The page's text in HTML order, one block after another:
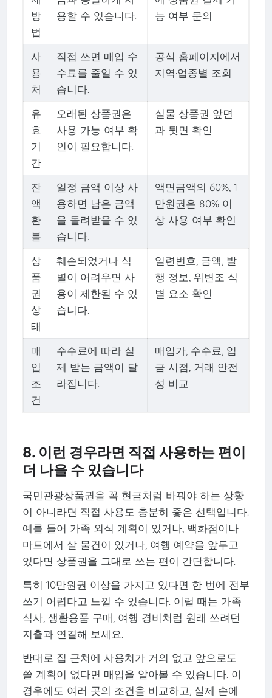
방
법
용할 수 있습니다.
능 여부 문의
사
용
처
직접 쓰면 매입 수
수료를 줄일 수 있
습니다.
공식 홈페이지에서
지역·업종별 조회
유
효
기
간
오래된 상품권은
사용 가능 여부 확
인이 필요합니다.
실물 상품권 앞면
과 뒷면 확인
잔
액
환
불
일정 금액 이상 사
용하면 남은 금액
을 돌려받을 수 있
습니다.
액면금액의 60%, 1
만원권은 80% 이
상 사용 여부 확인
상
품
권
상
태
훼손되었거나 식
별이 어려우면 사
용이 제한될 수 있
습니다.
일련번호, 금액, 발
행 정보, 위변조 식
별 요소 확인
매
입
조
건
수수료에 따라 실
제 받는 금액이 달
라집니다.
매입가, 수수료, 입
금 시점, 거래 안전
성 비교
8. 이런 경우라면 직접 사용하는 편이
더 나을 수 있습니다
국민관광상품권을 꼭 현금처럼 바꿔야 하는 상황
이 아니라면 직접 사용도 충분히 좋은 선택입니다.
예를 들어 가족 외식 계획이 있거나, 백화점이나
마트에서 살 물건이 있거나, 여행 예약을 앞두고
있다면 상품권을 그대로 쓰는 편이 간단합니다.
특히 10만원권 이상을 가지고 있다면 한 번에 전부
쓰기 어렵다고 느낄 수 있습니다. 이럴 때는 가족
식사, 생활용품 구매, 여행 경비처럼 원래 쓰려던
지출과 연결해 보세요.
반대로 집 근처에 사용처가 거의 없고 앞으로도
쓸 계획이 없다면 매입을 알아볼 수 있습니다. 이
경우에도 여러 곳의 조건을 비교하고, 실제 손에